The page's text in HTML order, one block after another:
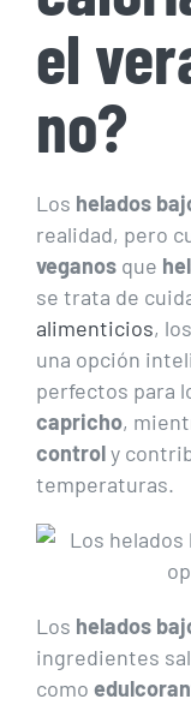
el
no?
Los helados
realidad, pero
veganos que
se trata de
alimenticios,
una opción
perfectos para
capricho,
controly
temperaturas.
Los helados
ingredientes
como